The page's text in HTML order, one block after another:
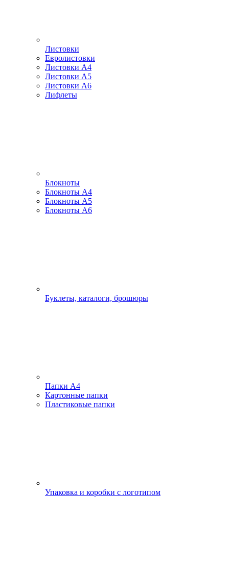
Листовки
Евролистовки
Листовки А4
Листовки А5
Листовки А6
Лифлеты
Блокноты
Блокноты А4
Блокноты А5
Блокноты А6
Буклеты, каталоги, брошюры
Папки А4
Картонные папки
Пластиковые папки
Упаковка и коробки с логотипом